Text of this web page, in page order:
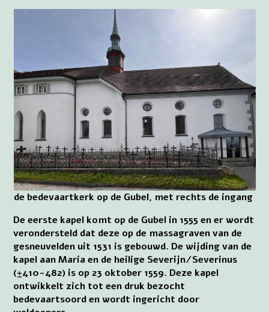
de bedevaartkerk op de Gubel, met rechts de ingang
De eerste kapel komt op de Gubel in 1555 en er wordt
verondersteld dat deze op de massagraven van de
gesneuvelden uit 1531 is gebouwd. De wijding van de
kapel aan Maria en de heilige Severijn/Severinus
(±410-482) is op 23 oktober 1559. Deze kapel
ontwikkelt zich tot een druk bezocht
bedevaartsoord en wordt ingericht door